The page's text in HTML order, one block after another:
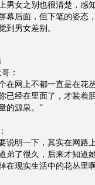
男女之别也很清楚，感
幕后面，但下笔的姿态
到男女差别。
：
在网上不都一直是在花
已经在里面了，才装着
的源泉。”
说明一下，其实在网路
弟了很久，后来才知道
在现实生活中的花丛里